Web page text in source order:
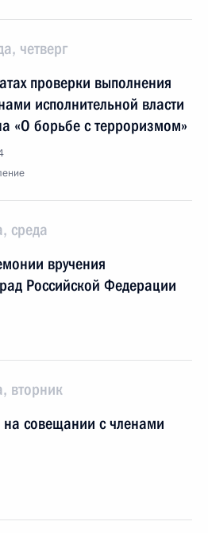
четверг
проверки выполнения
исполнительной власти
«О борьбе с терроризмом»
среда
вручения
Российской Федерации
вторник
на совещании с членами